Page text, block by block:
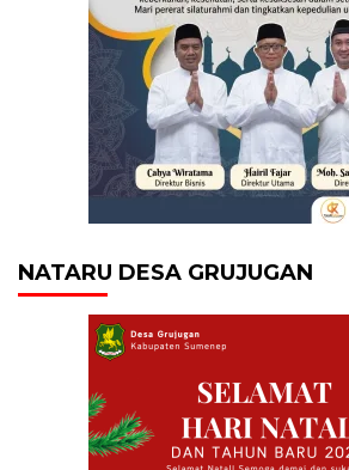
NATARU DESA GRUJUGAN